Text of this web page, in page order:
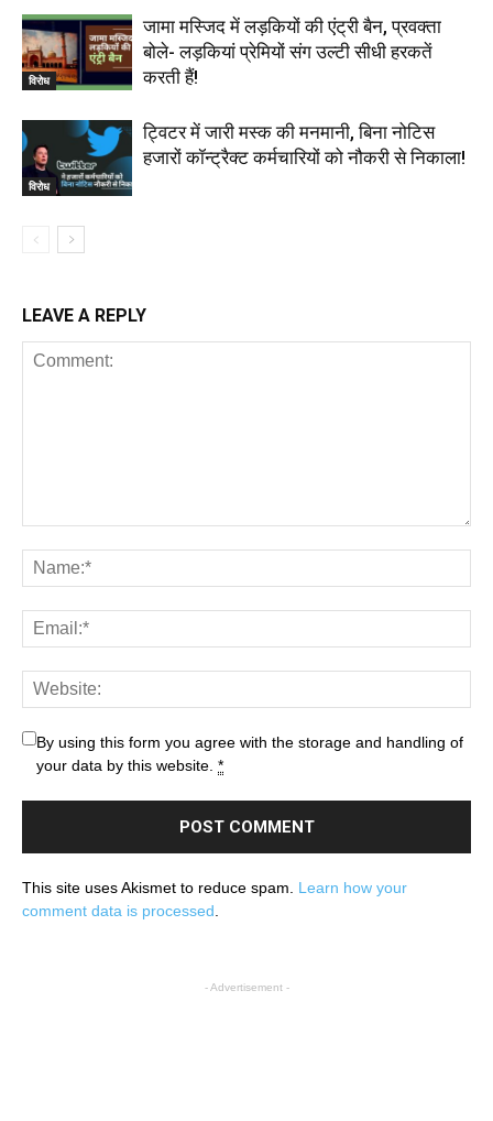
विरोध
जामा मस्जिद में लड़कियों की एंट्री बैन, प्रवक्‍ता
बोले- लड़कियां प्रेमियों संग उल्टी सीधी हरकतें
करती हैं!
विरोध
ट्विटर में जारी मस्क की मनमानी, बिना नोटिस
हजारों कॉन्ट्रैक्ट कर्मचारियों को नौकरी से निकाला!
LEAVE A REPLY
By using this form you agree with the storage and handling of
your data by this website. *
This site uses Akismet to reduce spam. Learn how your
comment data is processed
- Advertisement -